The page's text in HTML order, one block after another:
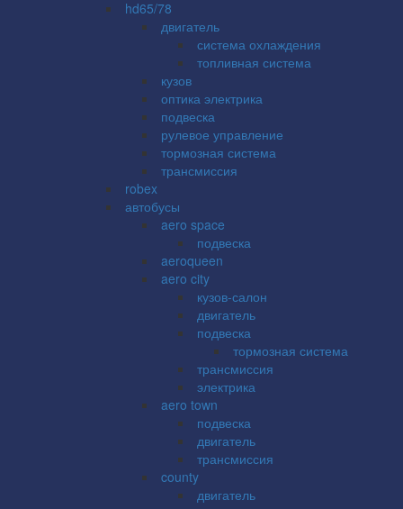
hd65/78
двигатель
система охлаждения
топливная система
кузов
оптика электрика
подвеска
рулевое управление
тормозная система
трансмиссия
robex
автобусы
aero space
подвеска
aeroqueen
aero city
кузов-салон
двигатель
подвеска
тормозная система
трансмиссия
электрика
aero town
подвеска
двигатель
трансмиссия
county
двигатель